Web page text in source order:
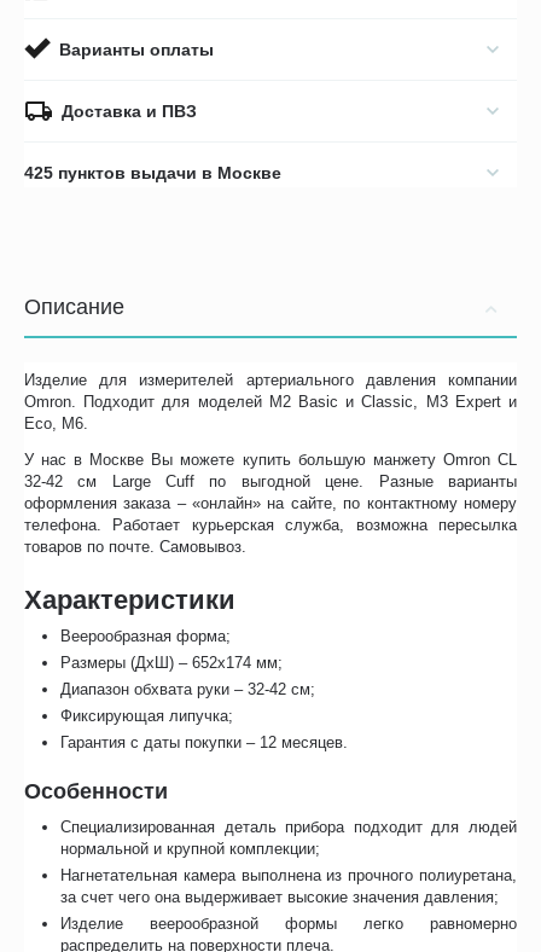
Варианты оплаты
Доставка и ПВЗ
425 пунктов выдачи в Москве
Описание
Изделие для измерителей артериального давления компании
Omron. Подходит для моделей M2 Basic и Classic, M3 Expert и
Eco, M6.
У нас в Москве Вы можете купить большую манжету Omron CL
32-42 см Large Cuff по выгодной цене. Разные варианты
оформления заказа – «онлайн» на сайте, по контактному номеру
телефона. Работает курьерская служба, возможна пересылка
товаров по почте. Самовывоз.
Характеристики
Веерообразная форма;
Размеры (ДxШ) – 652x174 мм;
Диапазон обхвата руки – 32-42 см;
Фиксирующая липучка;
Гарантия с даты покупки – 12 месяцев.
Особенности
Специализированная деталь прибора подходит для людей
нормальной и крупной комплекции;
Нагнетательная камера выполнена из прочного полиуретана,
за счет чего она выдерживает высокие значения давления;
Изделие веерообразной формы легко равномерно
распределить на поверхности плеча.